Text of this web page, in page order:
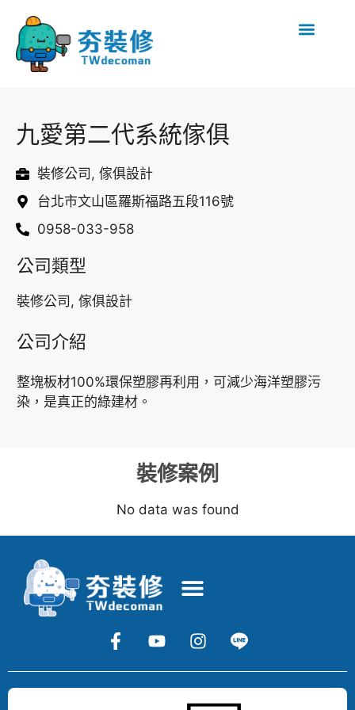
九愛第二代系統傢俱
裝修公司, 傢俱設計
台北市文山區羅斯福路五段116號
0958-033-958
公司類型
裝修公司, 傢俱設計
公司介紹
整塊板材100%環保塑膠再利用，可減少海洋塑膠污
染，是真正的綠建材。
裝修案例
No data was found
Copyright